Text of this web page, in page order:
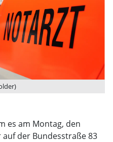
es am Montag, den
auf der Bundesstraße 83